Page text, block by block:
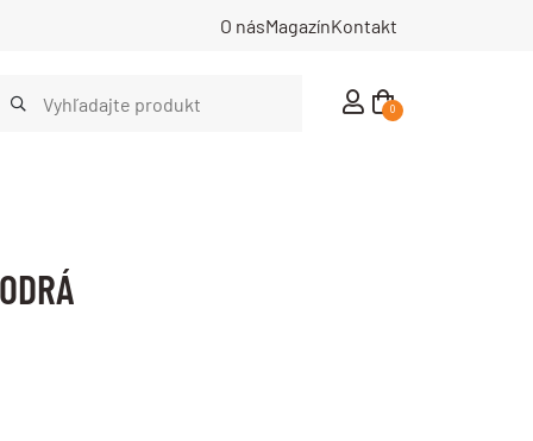
O násMagazínKontakt
0